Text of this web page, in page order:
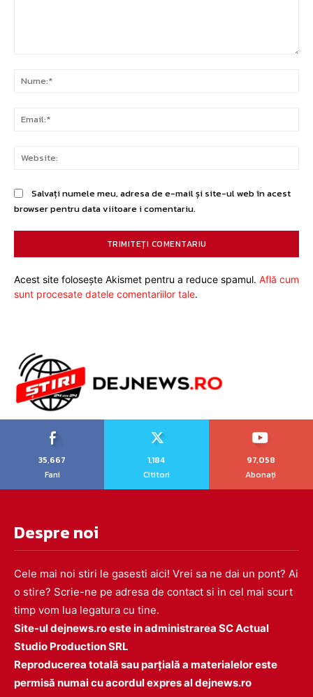
Salvați numele meu, adresa de e-mail și site-ul web în acest
browser pentru data viitoare i comentariu.
Acest site folosește Akismet pentru a reduce spamul. Află cum
sunt procesate datele comentariilor tale.
35,667
Fani
1,184
Cititori
97,058
Abonați
Despre noi
Cele mai noi stiri le gasesti aici! Vrei sa ne dai un pont? Ai
o stire? Scrie-ne pe adresa de contact si in cel mai scurt
timp vom lua legatura cu tine.
Site-ul dejnews.ro este in administrarea SC Actual
Studio Production SRL
Reproducerea totală sau parțială a materialelor este
permisă numai cu acordul expres al dejnews.ro